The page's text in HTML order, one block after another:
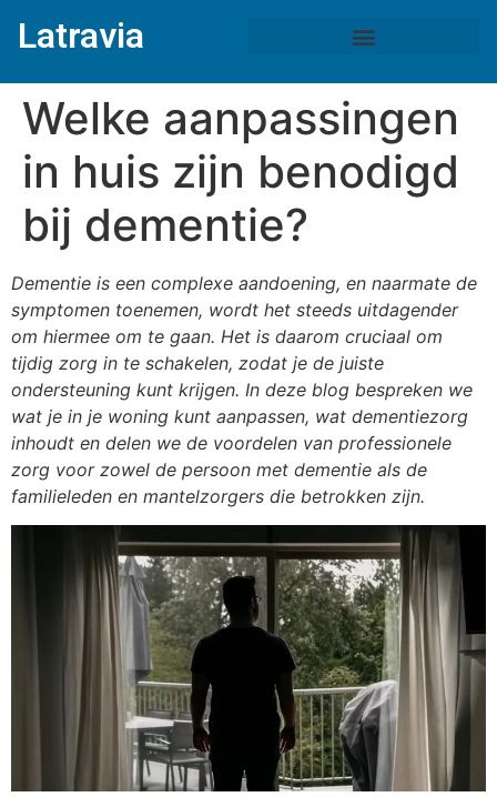
Latravia
Welke aanpassingen
in huis zijn benodigd
bij dementie?
Dementie is een complexe aandoening, en naarmate de
symptomen toenemen, wordt het steeds uitdagender
om hiermee om te gaan. Het is daarom cruciaal om
tijdig zorg in te schakelen, zodat je de juiste
ondersteuning kunt krijgen. In deze blog bespreken we
wat je in je woning kunt aanpassen, wat dementiezorg
inhoudt en delen we de voordelen van professionele
zorg voor zowel de persoon met dementie als de
familieleden en mantelzorgers die betrokken zijn.